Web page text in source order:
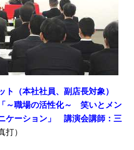
ト（本社社員、副店長対象）
～職場の活性化～ 笑いとメン
ケーション」 講演会講師：三
打）